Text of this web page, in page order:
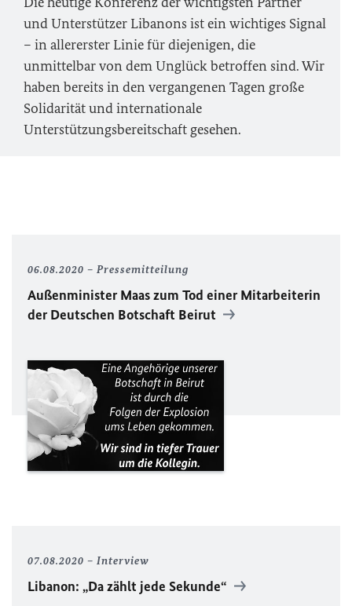
und Unterstützer Libanons ist ein wichtiges Signal
– in allererster Linie für diejenigen, die
unmittelbar von dem Unglück betroffen sind. Wir
haben bereits in den vergangenen Tagen große
Solidarität und internationale
Unterstützungsbereitschaft gesehen.
06.08.2020 Pressemitteilung
Außenminister Maas zum Tod einer Mitarbeiterin
der Deutschen Botschaft Beirut
07.08.2020 Interview
Libanon: „Da zählt jede Sekunde“